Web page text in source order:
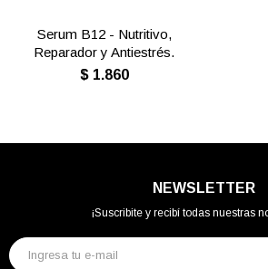
Serum B12 - Nutritivo,
Reparador y Antiestrés.
$ 1.860
NEWSLETTER
¡Suscribite y recibí todas nuestras